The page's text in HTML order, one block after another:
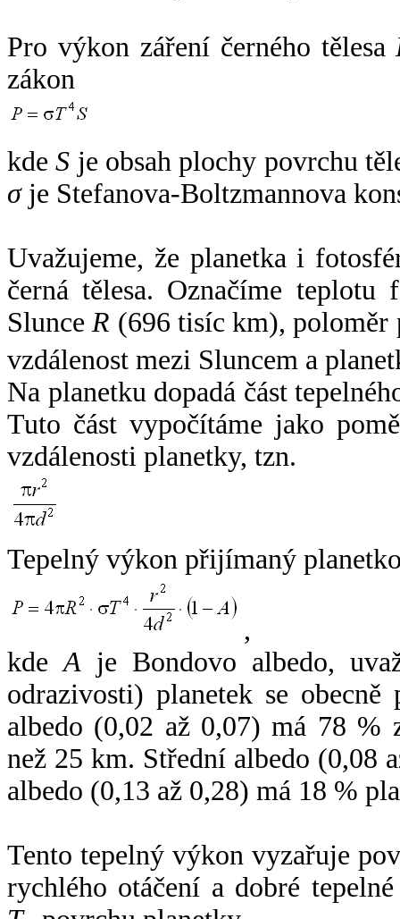
Pro výkon záření černého tělesa
zákon
kdeS je obsah plochy povrchu
σje Stefanova-Boltzmannova
Uvažujeme, že planetka i
černá tělesa. Označíme
SlunceR (696 tisíc km),
vzdálenost mezi Sluncem a
Na planetku dopadá část
Tuto část vypočítáme jako
vzdálenosti planetky, tzn.
Tepelný výkon přijímaný
,
kdeA je Bondovo albedo,
odrazivosti) planetek se
albedo (0,02 až 0,07) má 78 %
než 25 km. Střední albedo (0,08
albedo (0,13 až 0,28) má 18 %
Tento tepelný výkon vyzařuje
rychlého otáčení a dobré